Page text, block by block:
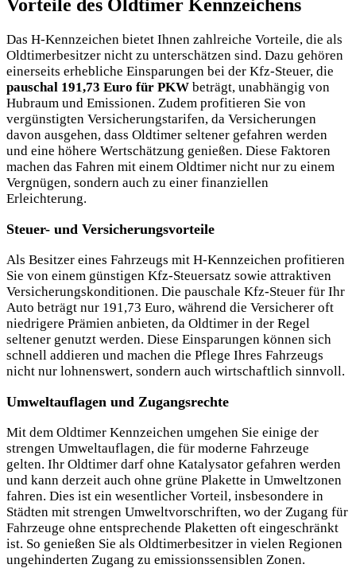
Vorteile des Oldtimer Kennzeichens
Das H-Kennzeichen bietet Ihnen zahlreiche Vorteile, die als
Oldtimerbesitzer nicht zu unterschätzen sind. Dazu gehören
einerseits erhebliche Einsparungen bei der Kfz-Steuer, die
pauschal 191,73 Euro für PKW beträgt, unabhängig von
Hubraum und Emissionen. Zudem profitieren Sie von
vergünstigten Versicherungstarifen, da Versicherungen
davon ausgehen, dass Oldtimer seltener gefahren werden
und eine höhere Wertschätzung genießen. Diese Faktoren
machen das Fahren mit einem Oldtimer nicht nur zu einem
Vergnügen, sondern auch zu einer finanziellen
Erleichterung.
Steuer- und Versicherungsvorteile
Als Besitzer eines Fahrzeugs mit H-Kennzeichen profitieren
Sie von einem günstigen Kfz-Steuersatz sowie attraktiven
Versicherungskonditionen. Die pauschale Kfz-Steuer für Ihr
Auto beträgt nur 191,73 Euro, während die Versicherer oft
niedrigere Prämien anbieten, da Oldtimer in der Regel
seltener genutzt werden. Diese Einsparungen können sich
schnell addieren und machen die Pflege Ihres Fahrzeugs
nicht nur lohnenswert, sondern auch wirtschaftlich sinnvoll.
Umweltauflagen und Zugangsrechte
Mit dem Oldtimer Kennzeichen umgehen Sie einige der
strengen Umweltauflagen, die für moderne Fahrzeuge
gelten. Ihr Oldtimer darf ohne Katalysator gefahren werden
und kann derzeit auch ohne grüne Plakette in Umweltzonen
fahren. Dies ist ein wesentlicher Vorteil, insbesondere in
Städten mit strengen Umweltvorschriften, wo der Zugang für
Fahrzeuge ohne entsprechende Plaketten oft eingeschränkt
ist. So genießen Sie als Oldtimerbesitzer in vielen Regionen
ungehinderten Zugang zu emissionssensiblen Zonen.